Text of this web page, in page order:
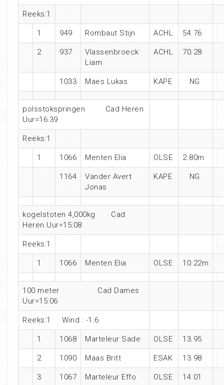
Reeks:1
1 949 Rombaut Stijn ACHL 54.76
2 937
Vlassenbroeck
Liam
ACHL 70.28
1033 Maes Lukas KAPE NG
polsstokspringen Cad Heren
Uur=16:39
Reeks:1
1 1066 Menten Elia OLSE 2.80m
1164
Vander Avert
Jonas
KAPE NG
kogelstoten 4,000kg Cad
Heren Uur=15:08
Reeks:1
1 1066 Menten Elia OLSE 10.22m
100 meter Cad Dames
Uur=15:06
Reeks:1 Wind : -1.6
1 1068 Marteleur Sade OLSE 13.95
2 1090 Maas Britt ESAK 13.98
3 1067 Marteleur Effo OLSE 14.01